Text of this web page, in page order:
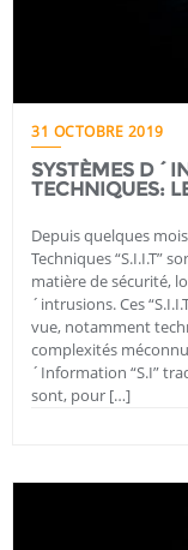
31 OCTOBRE 2019
SYSTÈMES
TECHNIQUES:
Depuis quelques
Techniques “S.I.I.T”
matière de sécurité,
´intrusions. Ces
vue, notamment
complexités
´Information “S.I”
sont, pour […]